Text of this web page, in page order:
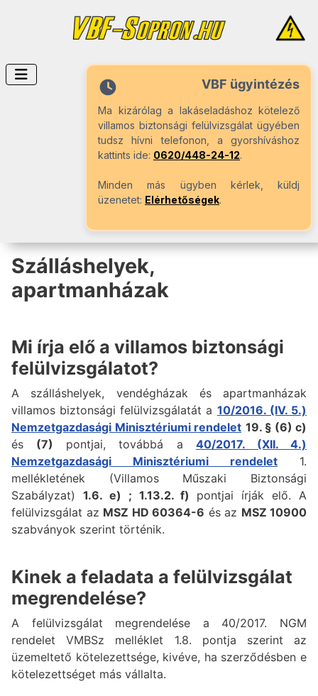
VBF ügyintézés
Ma kizárólag a lakáseladáshoz kötelező
villamos biztonsági felülvizsgálat ügyében
tudsz hívni telefonon, a gyorshíváshoz
kattints ide: 0620/448-24-12.
Minden más ügyben kérlek, küldj
üzenetet: Elérhetőségek.
Szálláshelyek,
apartmanházak
Mi írja elő a villamos biztonsági
felülvizsgálatot?
A szálláshelyek, vendégházak és apartmanházak
villamos biztonsági felülvizsgálatát a 10/2016. (IV. 5.)
Nemzetgazdasági Minisztériumi rendelet 19. § (6) c)
és (7) pontjai, továbbá a 40/2017. (XII. 4.)
Nemzetgazdasági Minisztériumi rendelet 1.
mellékletének (Villamos Műszaki Biztonsági
Szabályzat) 1.6. e) ; 1.13.2. f) pontjai írják elő. A
felülvizsgálat az MSZ HD 60364-6 és az MSZ 10900
szabványok szerint történik.
Kinek a feladata a felülvizsgálat
megrendelése?
A felülvizsgálat megrendelése a 40/2017. NGM
rendelet VMBSz melléklet 1.8. pontja szerint az
üzemeltető kötelezettsége, kivéve, ha szerződésben e
kötelezettséget más vállalta.